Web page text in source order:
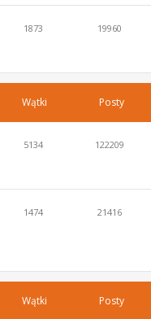
1873 19960
Wątki Posty
5134 122209
1474 21416
Wątki Posty